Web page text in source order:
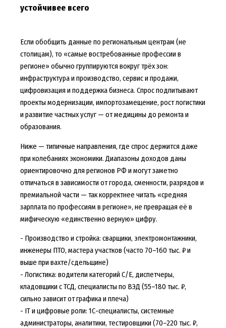
устойчивее всего
Если обобщить данные по региональным центрам (не
столицам), то «самые востребованные профессии в
регионе» обычно группируются вокруг трёх зон:
инфраструктура и производство, сервис и продажи,
цифровизация и поддержка бизнеса. Спрос подпитывают
проекты модернизации, импортозамещение, рост логистики
и развитие частных услуг — от медицины до ремонта и
образования.
Ниже — типичные направления, где спрос держится даже
при колебаниях экономики. Диапазоны доходов даны
ориентировочно для регионов РФ и могут заметно
отличаться в зависимости от города, сменности, разрядов и
премиальной части — так корректнее читать «средняя
зарплата по профессиям в регионе», не превращая её в
мифическую «единственно верную» цифру.
- Производство и стройка: сварщики, электромонтажники,
инженеры ПТО, мастера участков (часто 70–160 тыс. ₽ и
выше при вахте/сдельщине)
- Логистика: водители категорий C/E, диспетчеры,
кладовщики с ТСД, специалисты по ВЭД (55–180 тыс. ₽,
сильно зависит от графика и плеча)
- IT и цифровые роли: 1С-специалисты, системные
администраторы, аналитики, тестировщики (70–220 тыс. ₽,